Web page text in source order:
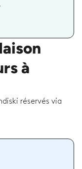
à
réservés via